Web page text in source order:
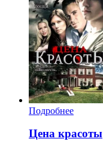
Подробнее
Цена красоты